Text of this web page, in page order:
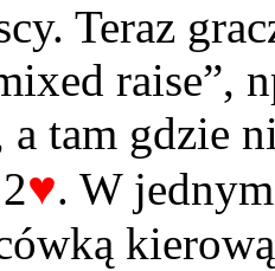
Teraz
raise”,
tam gdzie
♥. W